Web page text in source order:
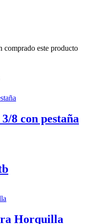
comprado este producto
8 con pestaña
Horquilla